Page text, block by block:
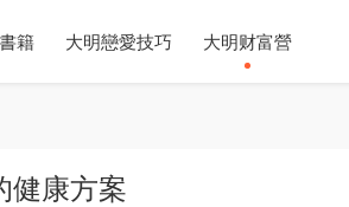
籍 大明戀愛技巧 大明财富營
健康方案